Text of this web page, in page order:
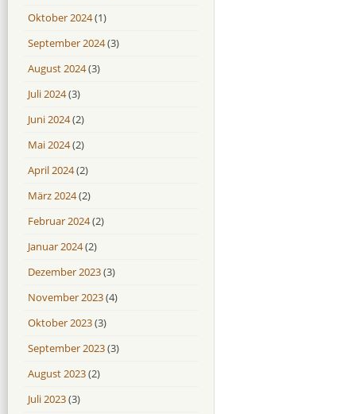
Oktober 2024(1)
September 2024(3)
August 2024(3)
Juli 2024(3)
Juni 2024(2)
Mai 2024(2)
April 2024(2)
März 2024(2)
Februar 2024(2)
Januar 2024(2)
Dezember 2023(3)
November 2023(4)
Oktober 2023(3)
September 2023(3)
August 2023(2)
Juli 2023(3)